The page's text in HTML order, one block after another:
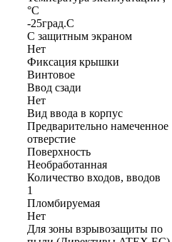
°С
-25град.C
С защитным экраном
Нет
Фиксация крышки
Винтовое
Ввод сзади
Нет
Вид ввода в корпус
Предварительно намеченное
отверстие
Поверхность
Необработанная
Количество входов, вводов
1
Пломбируемая
Нет
Для зоны взрывозащиты по